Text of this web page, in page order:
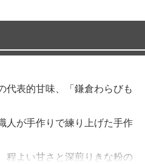
代表的甘味、「鎌倉わらびも
人が手作りで練り上げた手作
程よい甘さと深煎りきな粉の